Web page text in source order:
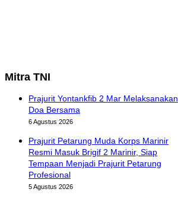
Mitra TNI
Prajurit Yontankfib 2 Mar Melaksanakan
Doa Bersama
6 Agustus 2026
Prajurit Petarung Muda Korps Marinir
Resmi Masuk Brigif 2 Marinir, Siap
Tempaan Menjadi Prajurit Petarung
Profesional
5 Agustus 2026